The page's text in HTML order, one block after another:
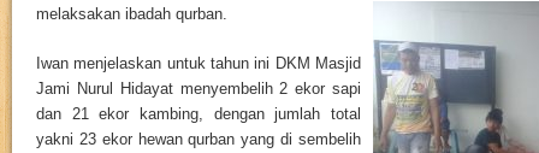
melaksakan ibadah qurban.
Iwan menjelaskan untuk tahun ini DKM Masjid
Jami Nurul Hidayat menyembelih 2 ekor sapi
dan 21 ekor kambing, dengan jumlah total
yakni 23 ekor hewan qurban yang di sembelih